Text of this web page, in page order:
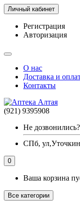
Личный кабинет
Регистрация
Авторизация
О нас
Доставка и
Контакты
(921) 9395908
Не
СПб,
0
Ваша корзина
Все категории